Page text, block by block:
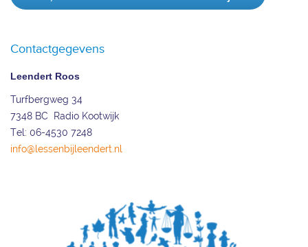
Contactgegevens
Leendert Roos
Turfbergweg 34
7348 BC Radio Kootwijk
Tel: 06-4530 7248
info@lessenbijleendert.nl